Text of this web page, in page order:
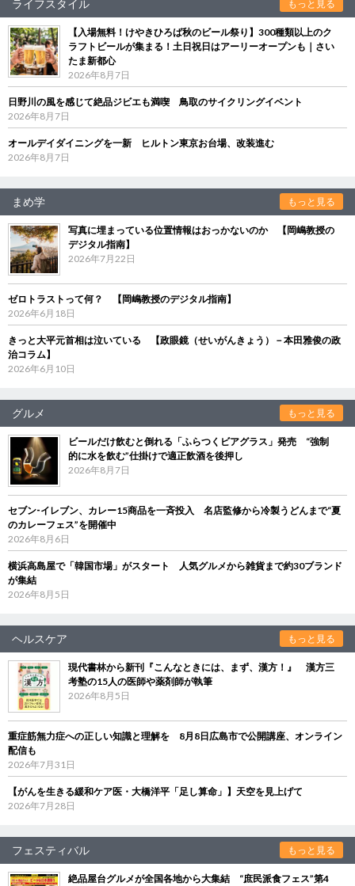
ライフスタイル もっと見る
【入場無料！けやきひろば秋のビール祭り】300種類以上のク
ラフトビールが集まる！土日祝日はアーリーオープンも｜さい
たま新都心
2026年8月7日
日野川の風を感じて絶品ジビエも満喫 鳥取のサイクリングイベント
2026年8月7日
オールデイダイニングを一新 ヒルトン東京お台場、改装進む
2026年8月7日
まめ学 もっと見る
写真に埋まっている位置情報はおっかないのか 【岡嶋教授の
デジタル指南】
2026年7月22日
ゼロトラストって何？ 【岡嶋教授のデジタル指南】
2026年6月18日
きっと大平元首相は泣いている 【政眼鏡（せいがんきょう）－本田雅俊の政
治コラム】
2026年6月10日
グルメ もっと見る
ビールだけ飲むと倒れる「ふらつくビアグラス」発売 “強制
的に水を飲む”仕掛けで適正飲酒を後押し
2026年8月7日
セブン‐イレブン、カレー15商品を一斉投入 名店監修から冷製うどんまで“夏
のカレーフェス”を開催中
2026年8月6日
横浜高島屋で「韓国市場」がスタート 人気グルメから雑貨まで約30ブランド
が集結
2026年8月5日
ヘルスケア もっと見る
現代書林から新刊『こんなときには、まず、漢方！』 漢方三
考塾の15人の医師や薬剤師が執筆
2026年8月5日
重症筋無力症への正しい知識と理解を 8月8日広島市で公開講座、オンライン
配信も
2026年7月31日
【がんを生きる緩和ケア医・大橋洋平「足し算命」】天空を見上げて
2026年7月28日
フェスティバル もっと見る
絶品屋台グルメが全国各地から大集結 “庶民派食フェス”第4